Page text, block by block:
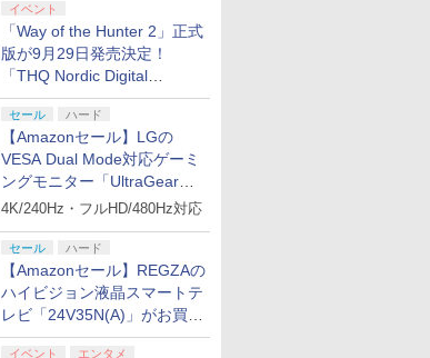
イベント
「Way of the Hunter 2」正式
版が9月29日発売決定！
「THQ Nordic Digital
Showcase 2026」まとめ
セール ハード
【Amazonセール】LGの
VESA Dual Mode対応ゲーミ
ングモニター「UltraGear
27G850A-B」がお買い得！
4K/240Hz・フルHD/480Hz対応
セール ハード
【Amazonセール】REGZAの
ハイビジョン液晶スマートテ
レビ「24V35N(A)」がお買い
得！
イベント
エンタメ